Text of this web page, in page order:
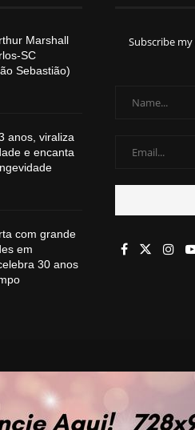
Marshall
SC
Sebastião)
anos, viraliza
e encanta
com grande
em
30 anos
Subscribe